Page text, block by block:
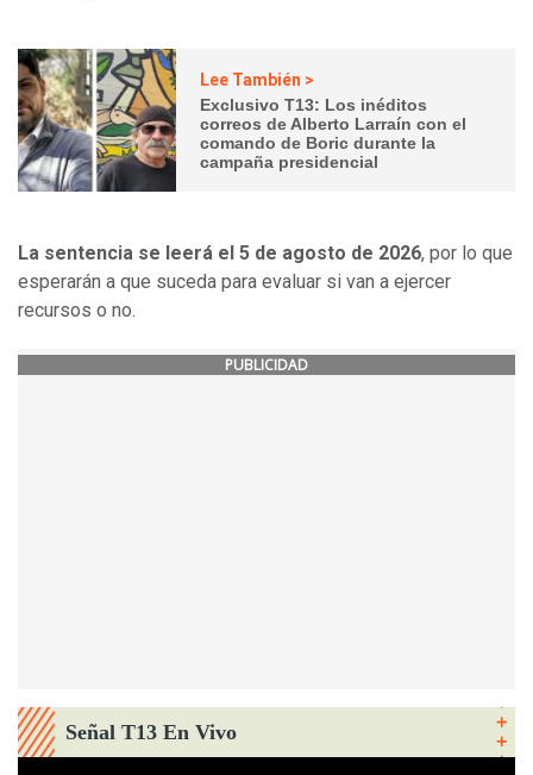
Lee También >
Exclusivo T13: Los inéditos
correos de Alberto Larraín con el
comando de Boric durante la
campaña presidencial
La sentencia se leerá el 5 de agosto de 2026, por lo que
esperarán a que suceda para evaluar si van a ejercer
recursos o no.
PUBLICIDAD
Señal T13 En Vivo